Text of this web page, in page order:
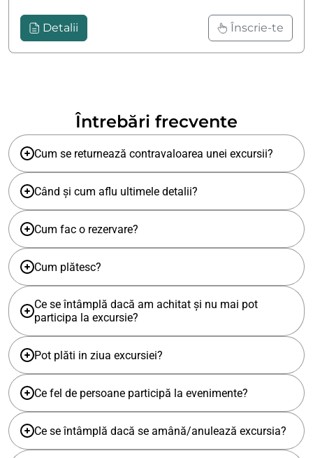
Detalii Înscrie-te
Întrebări frecvente
Cum se returnează contravaloarea unei excursii?
Când și cum aflu ultimele detalii?
Cum fac o rezervare?
Cum plătesc?
Ce se întâmplă dacă am achitat și nu mai pot
participa la excursie?
Pot plăti in ziua excursiei?
Ce fel de persoane participă la evenimente?
Ce se întâmplă dacă se amână/anulează excursia?